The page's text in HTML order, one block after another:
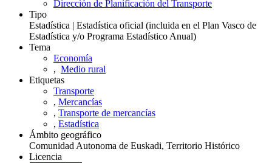
Dirección de Planificación del Transporte
Tipo
Estadística | Estadística oficial (incluida en el Plan Vasco de
Estadística y/o Programa Estadístico Anual)
Tema
Economía
, Medio rural
Etiquetas
Transporte
, Mercancías
, Transporte de mercancías
, Estadística
Ámbito geográfico
Comunidad Autonoma de Euskadi, Territorio Histórico
Licencia